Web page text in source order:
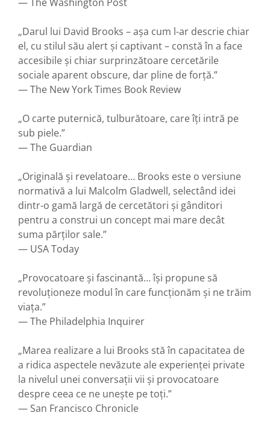
„Darul lui David Brooks – așa cum l-ar descrie chiar
el, cu stilul său alert și captivant – constă în a face
accesibile și chiar surprinzătoare cercetările
sociale aparent obscure, dar pline de forță.”
— The New York Times Book Review
„O carte puternică, tulburătoare, care îți intră pe
sub piele.”
— The Guardian
„Originală și revelatoare… Brooks este o versiune
normativă a lui Malcolm Gladwell, selectând idei
dintr-o gamă largă de cercetători și gânditori
pentru a construi un concept mai mare decât
suma părților sale.”
— USA Today
„Provocatoare și fascinantă… își propune să
revoluționeze modul în care funcționăm și ne trăim
viața.”
— The Philadelphia Inquirer
„Marea realizare a lui Brooks stă în capacitatea de
a ridica aspectele nevăzute ale experienței private
la nivelul unei conversații vii și provocatoare
despre ceea ce ne unește pe toți.”
— San Francisco Chronicle